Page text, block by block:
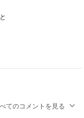
てのコメントを見る